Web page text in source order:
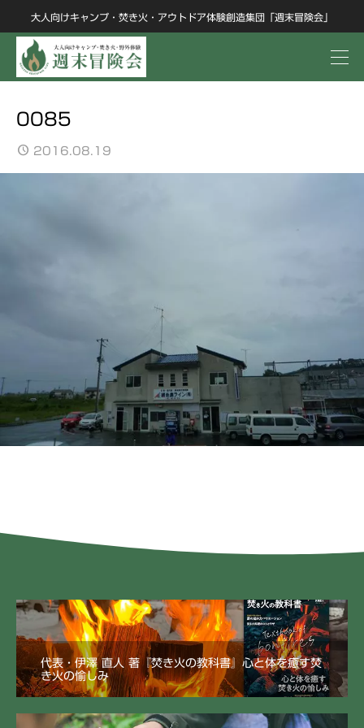
大人向けキャンプ・焚き火・アウトドア体験創造集団「週末冒険会」
0085
2016.08.19
代表・伊澤 直人 著『焚き火の教科書』心と体を癒す焚
き火の愉しみ